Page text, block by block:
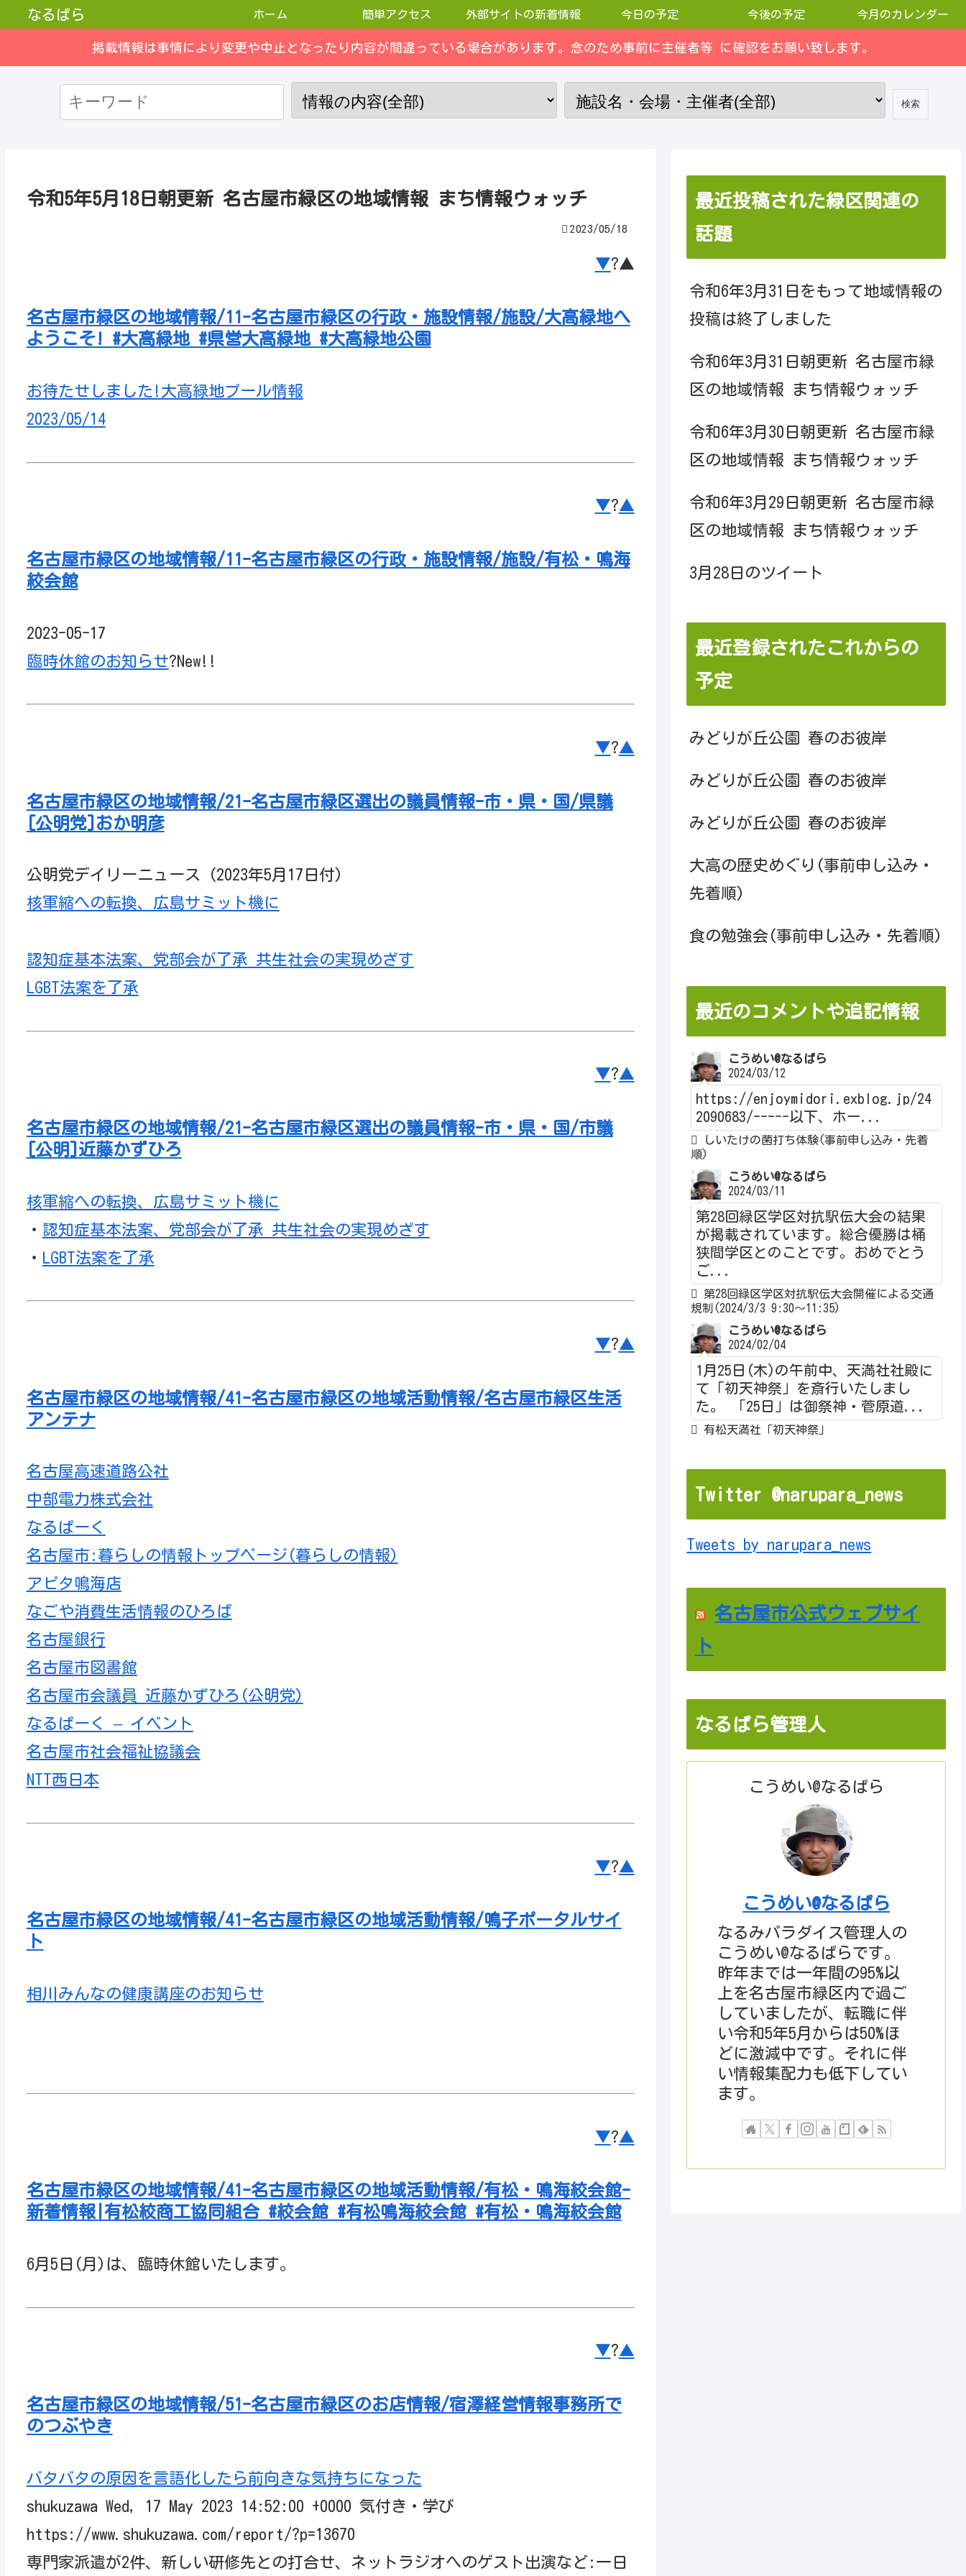
なるぱら ホーム 簡単アクセス 外部サイトの新着情報 今日の予定 今後の予定 今月のカレンダー
掲載情報は事情により変更や中止となったり内容が間違っている場合があります。念のため事前に主催者等 に確認をお願い致します。
令和5年5月18日朝更新 名古屋市緑区の地域情報 まち情報ウォッチ
2023/05/18
▼?▲
名古屋市緑区の地域情報/11-名古屋市緑区の行政・施設情報/施設/大高緑地へ
ようこそ! #大高緑地 #県営大高緑地 #大高緑地公園
お待たせしました!大高緑地プール情報
2023/05/14
▼?▲
名古屋市緑区の地域情報/11-名古屋市緑区の行政・施設情報/施設/有松・鳴海
絞会館
2023-05-17
臨時休館のお知らせ?New!!
▼?▲
名古屋市緑区の地域情報/21-名古屋市緑区選出の議員情報-市・県・国/県議
[公明党]おか明彦
公明党デイリーニュース (2023年5月17日付)
核軍縮への転換、広島サミット機に
認知症基本法案、党部会が了承 共生社会の実現めざす
LGBT法案を了承
▼?▲
名古屋市緑区の地域情報/21-名古屋市緑区選出の議員情報-市・県・国/市議
[公明]近藤かずひろ
核軍縮への転換、広島サミット機に
・ 認知症基本法案、党部会が了承 共生社会の実現めざす
・
LGBT法案を了承
▼?▲
名古屋市緑区の地域情報/41-名古屋市緑区の地域活動情報/名古屋市緑区生活
アンテナ
名古屋高速道路公社
中部電力株式会社
なるぱーく
名古屋市:暮らしの情報トップページ(暮らしの情報)
アピタ鳴海店
なごや消費生活情報のひろば
名古屋銀行
名古屋市図書館
名古屋市会議員 近藤かずひろ(公明党)
なるぱーく – イベント
名古屋市社会福祉協議会
NTT西日本
▼?▲
名古屋市緑区の地域情報/41-名古屋市緑区の地域活動情報/鳴子ポータルサイ
ト
相川みんなの健康講座のお知らせ
▼?▲
名古屋市緑区の地域情報/41-名古屋市緑区の地域活動情報/有松・鳴海絞会館-
新着情報|有松絞商工協同組合 #絞会館 #有松鳴海絞会館 #有松・鳴海絞会館
6月5日(月)は、臨時休館いたします。
▼?▲
名古屋市緑区の地域情報/51-名古屋市緑区のお店情報/宿澤経営情報事務所で
のつぶやき
バタバタの原因を言語化したら前向きな気持ちになった
shukuzawa Wed, 17 May 2023 14:52:00 +0000 気付き・学び
https://www.shukuzawa.com/report/?p=13670
専門家派遣が2件、新しい研修先との打合せ、ネットラジオへのゲスト出演など:一日
最近投稿された緑区関連の
話題
令和6年3月31日をもって地域情報の
投稿は終了しました
令和6年3月31日朝更新 名古屋市緑
区の地域情報 まち情報ウォッチ
令和6年3月30日朝更新 名古屋市緑
区の地域情報 まち情報ウォッチ
令和6年3月29日朝更新 名古屋市緑
区の地域情報 まち情報ウォッチ
3月28日のツイート
最近登録されたこれからの
予定
みどりが丘公園 春のお彼岸
みどりが丘公園 春のお彼岸
みどりが丘公園 春のお彼岸
大高の歴史めぐり(事前申し込み・
先着順)
食の勉強会(事前申し込み・先着順)
最近のコメントや追記情報
こうめい@なるぱら
2024/03/12
https://enjoymidori.exblog.jp/24
2090683/-----以下、ホー...
しいたけの菌打ち体験(事前申し込み・先着
順)
こうめい@なるぱら
2024/03/11
第28回緑区学区対抗駅伝大会の結果
が掲載されています。総合優勝は桶
狭間学区とのことです。おめでとう
ご...
第28回緑区学区対抗駅伝大会開催による交通
規制(2024/3/3 9:30～11:35)
こうめい@なるぱら
2024/02/04
1月25日(木)の午前中、天満社社殿に
て「初天神祭」を斎行いたしまし
た。 「25日」は御祭神・菅原道...
有松天満社「初天神祭」
Twitter @narupara_news
Tweets by narupara_news
名古屋市公式ウェブサイ
ト
なるぱら管理人
こうめい@なるぱら
こうめい@なるぱら
なるみパラダイス管理人の
こうめい@なるぱらです。
昨年までは一年間の95%以
上を名古屋市緑区内で過ご
していましたが、転職に伴
い令和5年5月からは50%ほ
どに激減中です。それに伴
い情報集配力も低下してい
ます。